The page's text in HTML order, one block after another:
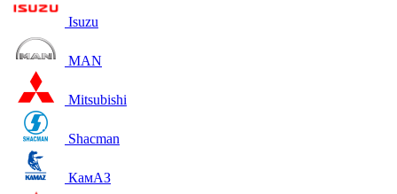
Isuzu
MAN
Mitsubishi
Shacman
КамАЗ